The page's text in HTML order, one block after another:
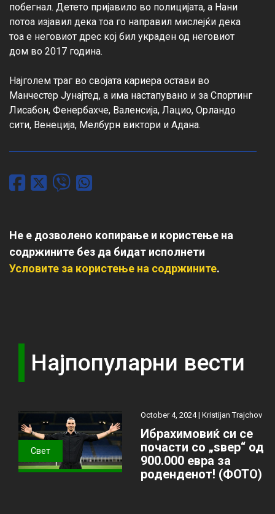
побегнал. Детето пријавило во полицијата, а Нани
потоа изјавил дека тоа го направил мислејќи дека
тоа е неговиот дрес кој бил украден од неговиот
дом во 2017 година.
Најголем траг во својата кариера остави во
Манчестер Јунајтед, а има настапувано и за Спортинг
Лисабон, Фенербахче, Валенсија, Лацио, Орландо
сити, Венеција, Мелбурн виктори и Адана.
Не е дозволено копирање и користење на
содржините без да бидат исполнети
Условите за користење на содржините.
Најпопуларни вести
Свет
October 4, 2024 |Kristijan Trajchov
Ибрахимовиќ си се
почасти со „ѕвер“ од
900.000 евра за
роденденот! (ФОТО)